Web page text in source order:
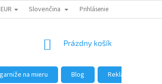
U NÁS AKO NAKUPOVAŤ VEĽKOOBCHOD
EUR Slovenčina Prihlásenie
NÁKUPNÝ
Prázdny košík
na mieru Blog
Reklamácie a